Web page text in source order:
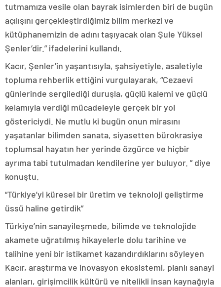
tutmamıza vesile olan bayrak isimlerden biri de bugün
açılışını gerçekleştirdiğimiz bilim merkezi ve
kütüphanemizin de adını taşıyacak olan Şule Yüksel
Şenler’dir.” ifadelerini kullandı.
Kacır, Şenler’in yaşantısıyla, şahsiyetiyle, asaletiyle
topluma rehberlik ettiğini vurgulayarak, “Cezaevi
günlerinde sergilediği duruşla, güçlü kalemi ve güçlü
kelamıyla verdiği mücadeleyle gerçek bir yol
göstericiydi. Ne mutlu ki bugün onun mirasını
yaşatanlar bilimden sanata, siyasetten bürokrasiye
toplumsal hayatın her yerinde özgürce ve hiçbir
ayrıma tabi tutulmadan kendilerine yer buluyor. ” diye
konuştu.
“Türkiye’yi küresel bir üretim ve teknoloji geliştirme
üssü haline getirdik”
Türkiye’nin sanayileşmede, bilimde ve teknolojide
akamete uğratılmış hikayelerle dolu tarihine ve
talihine yeni bir istikamet kazandırdıklarını söyleyen
Kacır, araştırma ve inovasyon ekosistemi, planlı sanayi
alanları, girişimcilik kültürü ve nitelikli insan kaynağıyla